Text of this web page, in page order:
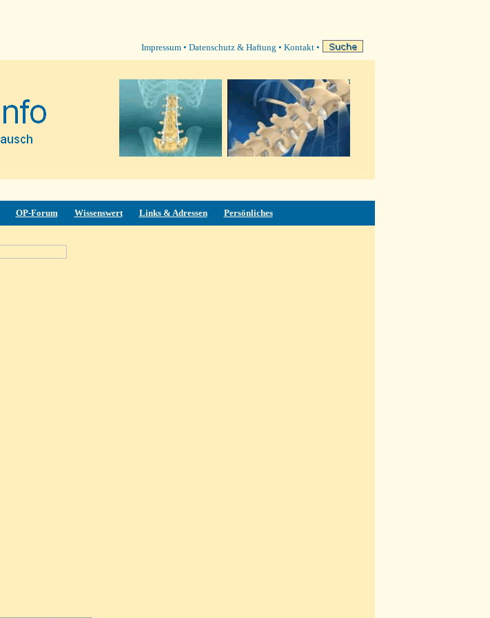
Impressum • Datenschutz & Haftung • Kontakt •
OP-Forum Wissenswert Links & Adressen Persönliches